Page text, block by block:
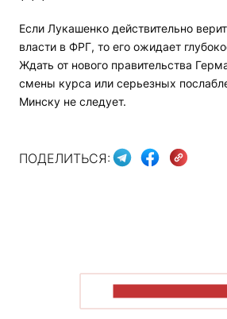
Если Лукашенко действительно
власти в ФРГ, то его ожидает
Ждать от нового правительства
смены курса или серьезных
Минску не следует.
ПОДЕЛИТЬСЯ: